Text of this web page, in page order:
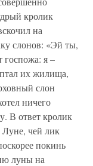
кролик
на
слонов: «Эй ты,
я –
их жилища,
слон
ничего
В ответ кролик
Луне, чей лик
покинь
луны на